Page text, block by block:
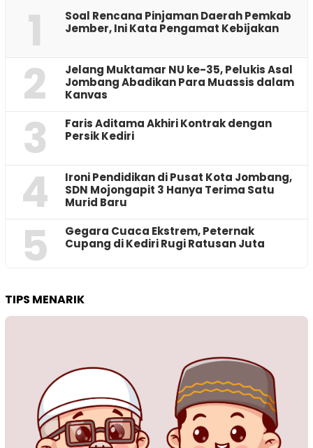
1
‎Soal Rencana Pinjaman Daerah Pemkab
Jember, Ini Kata Pengamat Kebijakan ‎
2
Jelang Muktamar NU ke-35, Pelukis Asal
Jombang Abadikan Para Muassis dalam
Kanvas
3
Faris Aditama Akhiri Kontrak dengan
Persik Kediri
4
Ironi Pendidikan di Pusat Kota Jombang,
SDN Mojongapit 3 Hanya Terima Satu
Murid Baru
5
‎Gegara Cuaca Ekstrem, Peternak
Cupang di Kediri Rugi Ratusan Juta
TIPS MENARIK